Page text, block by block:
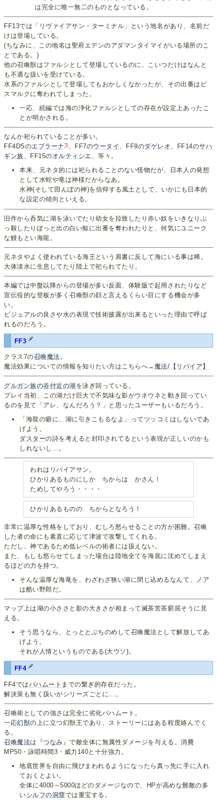
は完全に唯一無二のものとなっている。
FF13では「リヴァイアサン・ターミナル」という地名があり、名前だ
けは登場している。
(ちなみに、この地名は聖府エデンのアダマンタイマイがいる場所のこ
とである。)
他の召喚獣はファルシとして登場しているのに、こいつだけはなんと
も不遇な扱いを受けている。
水系のファルシとして登場してもおかしくなかったが、その出番はビ
スマルクに奪われてしまった。
一応、続編では海の浄化ファルシとしての存在が設定上あったこ
とが明かされる。
なんか祀られていることが多い。
FF4DSのエブラーナ *1、FF7のウータイ 、FF9のダゲレオ、FF14のサハ
ギン族、FF15のオルティシエ 、等々。
本来、元ネタ的には祀られることのない怪物だが、日本人の発想
として水蛇や竜は神様だからなあ。
水神(そして田んぼの神)を信仰する風土として、いかにも日本的
な設定の傾向といえる。
旧作から呑気に湖を泳いでたり幼女を拉致したり赤い奴をいきなりぶ
っ殺したりぽっと出の白い鯨に出番を奪われたりと、何気にユニーク
な鰻もとい海龍。
元ネタやよく使われている海王という肩書に反して海にいる事は稀。
大体淡水に生息してたり陸上で祀られてたり。
本編では中盤以降からの登場が多い反面、体験版で起用されたりなど
宣伝役的な登板が多く召喚獣の顔と言えるくらい目にする機会が多
い。
ビジュアルの良さや水の表現で技術披露が出来るといった理由で呼ば
れるのだろう。
FF3
クラス7の召喚魔法。
魔法効果についての情報を知りたい方はこちらへ→ 魔法/【リバイア】
グルガン族の谷付近の湖 を泳ぎ回っている。
プレイ当初、この湖だけ巨大で不気味な影がウネウネと動き回ってい
るのを見て「アレ、なんだろう？」と思ったユーザーもいるだろう。
「海龍の癖に、湖に引きこもるなよ」ってツッコミはしないであ
げよう。
ダスターの詩を考えると封印されてるという表現が正しいのかも
しれないし…。
われはリバイアサン。
ひかりあるものにしか ちからは かさん！
ためしてやろう・・・・
ひかりあるものの ちからとなろう！
非常に温厚な性格をしており、むしろ怒らせることの方が困難。召喚
した者の命にも素直に応じて津波で攻撃してくれる。
ただし、神であるため低レベルの術者には扱えない。
また、もしも怒らせてしまった場合は陸地全てを海底に沈めてしまえ
るほどの力を持つ。
そんな温厚な海竜を、わざわざ狭い湖に閉じ込めるなんて、ノア
は酷い野郎だ。
マップ上は湖の小ささと影の大きさが相まって滅茶苦茶窮屈そうに見
える。
そう思うなら、とっととぶちのめして召喚魔法として解放してあ
げよう。
それが人情というものである(大ウソ)。
FF4
FF4ではバハムート までの繋ぎ的存在だった。
解決策も無く扱いがシリーズごとに…。
召喚術としての強さは完全に劣化バハムート。
一応幻獣の上に立つ幻獣王であり、ストーリーにはある程度絡んでく
る。
召喚魔法は『つなみ 』で敵全体に無属性ダメージを与える。消費
MP50・詠唱時間3・威力140と十分強力。
地底世界を自由に飛びまわれるようになったら真っ先に手に入れ
ておくとよい。
全体に4000～5000ほどのダメージなので、HPが高めな難敵の多
いシルフの洞窟では重宝する。